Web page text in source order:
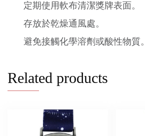
定期使用軟布清潔獎牌表面。
存放於乾燥通風處。
避免接觸化學溶劑或酸性物質。
Related products